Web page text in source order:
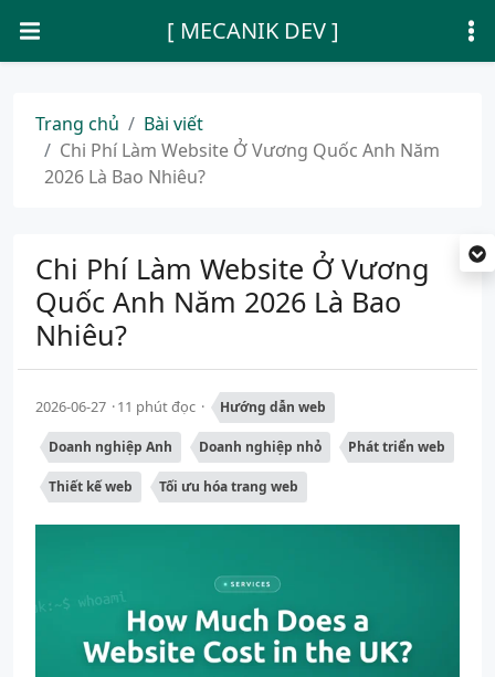
[ MECANIK DEV ]
Trang chủ
Bài viết
Chi Phí Làm Website Ở Vương Quốc Anh Năm
2026 Là Bao Nhiêu?
Chi Phí Làm Website Ở Vương
Quốc Anh Năm 2026 Là Bao
Nhiêu?
2026-06-27 11 phút đọc Hướng dẫn web
Doanh nghiệp Anh Doanh nghiệp nhỏ Phát triển web
Thiết kế web Tối ưu hóa trang web